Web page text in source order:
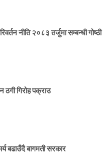
नीति २०८३ तर्जुमा सम्बन्धी गोष्ठी
ठगी गिरोह पक्राउ
बढाउँदै बागमती सरकार